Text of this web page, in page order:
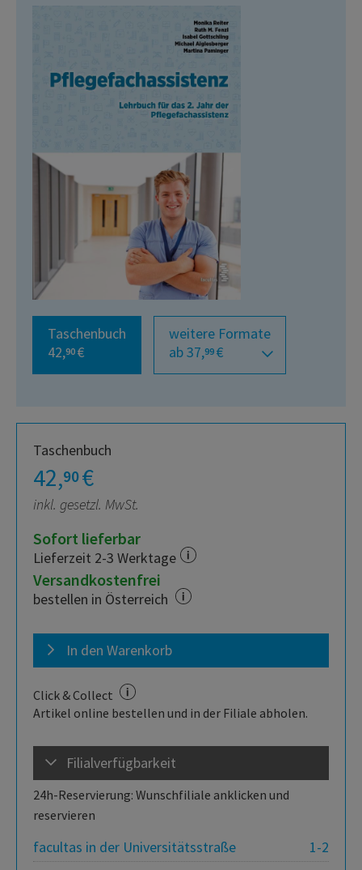
Taschenbuch
42,90 €
weitere Formate
ab 37,99 €
Taschenbuch
42,90€
inkl. gesetzl. MwSt.
Sofort lieferbar
Lieferzeit 2-3 Werktage
Versandkostenfrei
bestellen in Österreich
In den Warenkorb
Click & Collect
Artikel online bestellen und in der Filiale abholen.
Filialverfügbarkeit
24h-Reservierung: Wunschfiliale anklicken und
reservieren
1-2
facultas in der Universitätsstraße